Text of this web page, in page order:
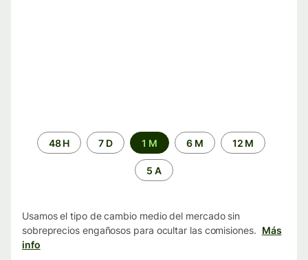
Periodo48 H 7 D 1 M 6 M 12 M
5 A
Usamos el tipo de cambio medio del mercado sin
sobreprecios engañosos para ocultar las comisiones. Más
info